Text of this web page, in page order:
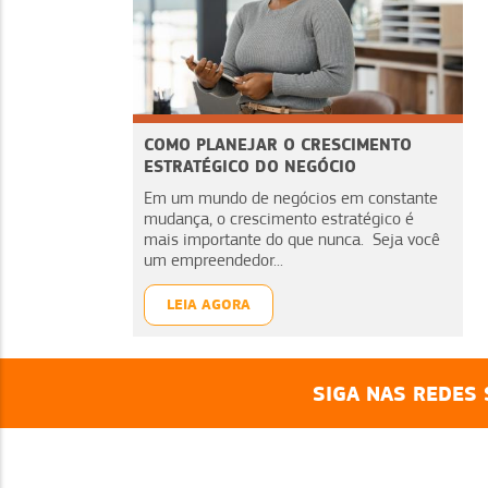
COMO PLANEJAR O CRESCIMENTO
ESTRATÉGICO DO NEGÓCIO
Em um mundo de negócios em constante
mudança, o crescimento estratégico é
mais importante do que nunca. Seja você
um empreendedor...
LEIA AGORA
SIGA NAS REDES